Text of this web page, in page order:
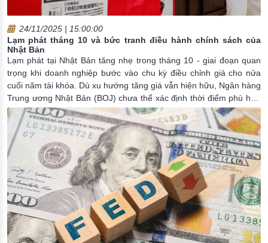
24/11/2025 | 15:00:00
Lạm phát tháng 10 và bức tranh điều hành chính sách của
Nhật Bản
Lạm phát tại Nhật Bản tăng nhẹ trong tháng 10 - giai đoạn quan
trọng khi doanh nghiệp bước vào chu kỳ điều chỉnh giá cho nửa
cuối năm tài khóa. Dù xu hướng tăng giá vẫn hiện hữu, Ngân hàng
Trung ương Nhật Bản (BOJ) chưa thể xác định thời điểm phù hợp
cho bước đi tiếp theo về lãi suất, trong bối cảnh nhiều yếu tố chính
sách và môi trường kinh tế đang tạo ra sự thận trọng lớn hơn.